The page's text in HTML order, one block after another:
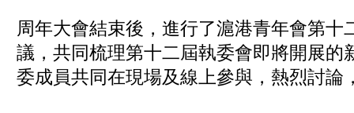
周年大會結束後，進行了滬港青年會第十
議，共同梳理第十二屆執委會即將開展的
委成員共同在現場及線上參與，熱烈討論